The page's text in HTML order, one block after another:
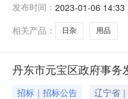
做好新型冠状病毒
果公示如下：一、项
发布时间： 2023-01-06 14:33
相关产品：
日杂 用品
丹东市元宝区政府事务
招标｜招标公告 辽宁省